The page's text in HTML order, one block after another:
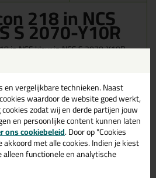
218 in NCS
S 2070-Y10R
in NCS kleur in NCS S 2070-Y10R
= morgen in huis.
en kenmerken van dit
product >
producten
vergelijkbare technieken. Naast
waardoor de website goed werkt,
zodat wij en derde partijen jouw
en persoonlijke content kunnen laten
ons cookiebeleid. Door op "Cookies
met alle cookies. Indien je kiest
alleen functionele en analytische